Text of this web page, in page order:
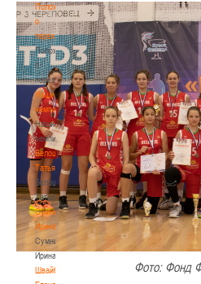
Положение
о
переходах
Положение
о
переходах
Наши
чемпионы
Наши
чемпионы
Белошапко
Татьяна
Белошапко
Татьяна
Сумникова
Ирина
Сумникова
Ирина
Швайбович
Фото: Фонд